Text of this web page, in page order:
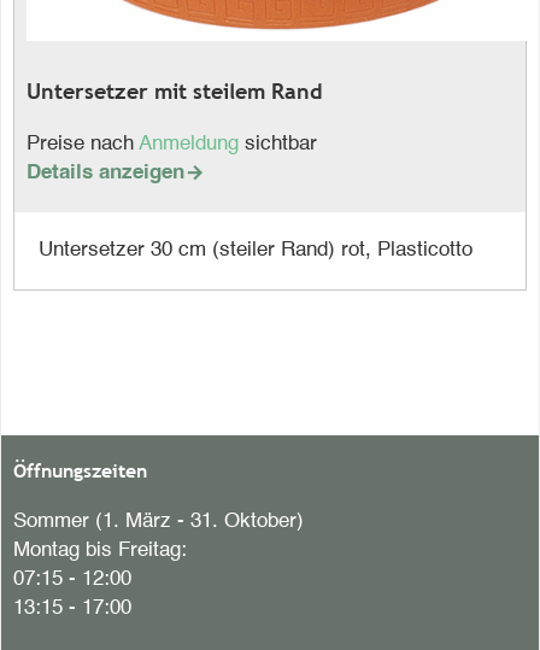
Untersetzer mit steilem Rand
Preise nach Anmeldung sichtbar
Details anzeigen
Untersetzer 30 cm (steiler Rand) rot, Plasticotto
Öffnungszeiten
Sommer (1. März - 31. Oktober)
Montag bis Freitag:
07:15 - 12:00
13:15 - 17:00